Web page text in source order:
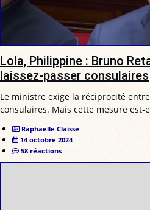
Lola, Philippine : Bruno
laissez-passer consulaires
Le ministre exige la réciprocité
consulaires. Mais cette mesure est-
Raphaelle Claisse
14 octobre 2024
58 réactions